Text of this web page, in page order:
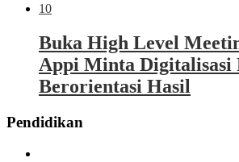
10
Buka High Level
Appi Minta Digitalisasi
Berorientasi Hasil
Pendidikan